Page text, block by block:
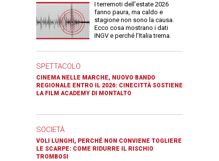
I terremoti dell’estate 2026
fanno paura, ma caldo e
stagione non sono la causa.
Ecco cosa mostrano i dati
INGV e perché l’Italia trema.
SPETTACOLO
CINEMA NELLE MARCHE, NUOVO BANDO
REGIONALE ENTRO IL 2026: CINECITTÀ SOSTIENE
LA FILM ACADEMY DI MONTALTO
SOCIETÀ
VOLI LUNGHI, PERCHÉ NON CONVIENE TOGLIERE
LE SCARPE: COME RIDURRE IL RISCHIO
TROMBOSI